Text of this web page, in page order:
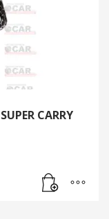
CARRY